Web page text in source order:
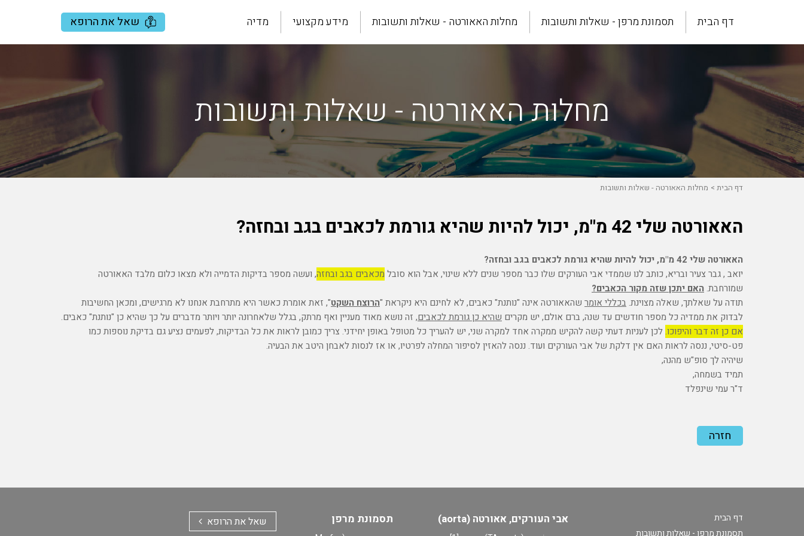
שאל את הרופא דף הבית תסמונת מרפן - שאלות ותשובות מחלות האאורטה - שאלות ותשובות מידע מקצועי מדיה
מחלות האאורטה - שאלות ותשובות
דף הבית מחלות האאורטה - שאלות ותשובות
האאורטה שלי 42 מ"מ, יכול להיות שהיא גורמת לכאבים בגב ובחזה?
האאורטה שלי 42 מ"מ, יכול להיות שהיא גורמת לכאבים בגב ובחזה?
יואב , גבר צעיר ובריא, כותב לנו שממדי אבי העורקים שלו כבר מספר שנים ללא שינוי, אבל הוא סובל מכאבים בגב ובחזה, ועשה מספר בדיקות הדמייה ולא מצאו כלום מלבד האאורטה
שמורחבת. האם יתכן שזה מקור הכאבים?
תודה על שאלתך, שאלה מצוינת. בכללי אומר שהאאורטה אינה "נותנת" כאבים, לא לחינם היא ניקראת "הרוצח השקט", זאת אומרת כאשר היא מתרחבת אנחנו לא מרגישים, ומכאן החשיבות
לבדוק את ממדיה כל מספר חודשים עד שנה, ברם אולם, יש מקרים שהיא כן גורמת לכאבים, זה נושא מאוד מעניין ואף מרתק, בגלל שלאחרונה יותר ויותר מדברים על כך שהיא כן "נותנת" כאבים.
אם כן זה דבר והיפוכו. לכן לעניות דעתי קשה להקיש ממקרה אחד למקרה שני, יש להעריך כל מטופל באופן יחידני. צריך כמובן לראות את כל הבדיקות, לפעמים נציע גם בדיקת נוספות כמו
פט-סיטי, ננסה לראות האם אין דלקת של אבי העורקים ועוד. ננסה להאזין לסיפור המחלה לפרטיו, או אז לנסות לאבחן היטב את הבעיה.
שיהיה לך סופ"ש מהנה,
תמיד בשמחה,
ד"ר עמי שינפלד
חזרה
דף הבית
תסמונת מרפן - שאלות ותשובות
אבי העורקים, אאורטה (aorta) תסמונת מרפן שאל את הרופא